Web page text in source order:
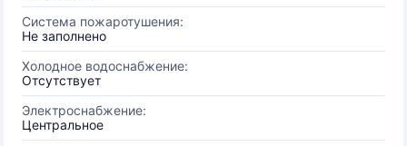
Система пожаротушения:
Не заполнено
Холодное водоснабжение:
Отсутствует
Электроснабжение:
Центральное